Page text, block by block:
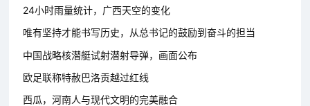
24小时雨量统计，广西天空的变化
唯有坚持才能书写历史，从总书记的鼓励到奋斗的担当
中国战略核潜艇试射潜射导弹，画面公布
欧足联称特赦巴洛贡越过红线
西瓜，河南人与现代文明的完美融合